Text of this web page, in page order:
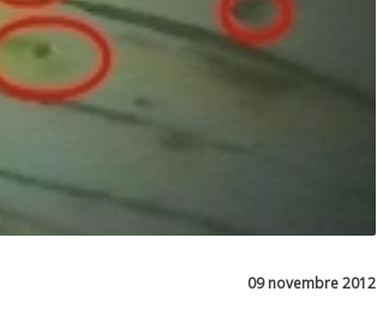
09 novembre 2012